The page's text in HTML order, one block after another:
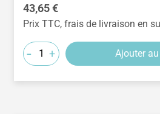
Prix régulier :
43,65 €
Prix TTC, frais de livraison en
- + Ajouter